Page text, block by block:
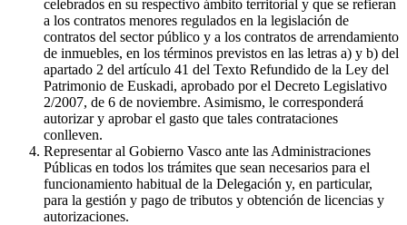
celebrados en su respectivo ámbito territorial y que se refieran
a los contratos menores regulados en la legislación de
contratos del sector público y a los contratos de arrendamiento
de inmuebles, en los términos previstos en las letras a) y b) del
apartado 2 del artículo 41 del Texto Refundido de la Ley del
Patrimonio de Euskadi, aprobado por el Decreto Legislativo
2/2007, de 6 de noviembre. Asimismo, le corresponderá
autorizar y aprobar el gasto que tales contrataciones
conlleven.
Representar al Gobierno Vasco ante las Administraciones
Públicas en todos los trámites que sean necesarios para el
funcionamiento habitual de la Delegación y, en particular,
para la gestión y pago de tributos y obtención de licencias y
autorizaciones.